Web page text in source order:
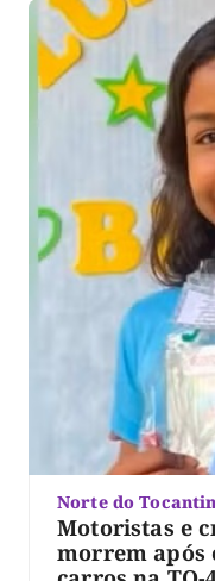
Norte do
Motoristas e
morrem após